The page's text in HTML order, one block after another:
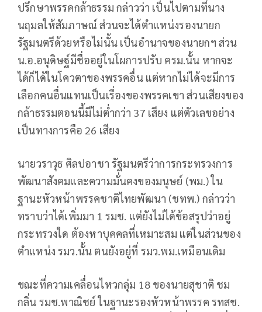
ปรึกษาพรรคกล้าธรรม กล่าวว่า เป็นไปตามที่นาง
นฤมลให้สัมภาษณ์ ส่วนจะได้ตำแหน่งรองนายก
รัฐมนตรีด้วยหรือไม่นั้น เป็นอำนาจของนายกฯ ส่วน
น.อ.อนุดิษฐ์มีชื่ออยู่ในโผการปรับ ครม.นั้น หากจะ
ได้ก็ได้ในโควตาของพรรคอื่น แต่หากไม่ได้จะมีการ
เลือกคนอื่นแทนเป็นเรื่องของพรรคเขา ส่วนเสียงของ
กล้าธรรมตอนนี้มีไม่ต่ำกว่า 37 เสียง แต่ตัวเลขอย่าง
เป็นทางการคือ 26 เสียง
นายวราวุธ ศิลปอาชา รัฐมนตรีว่าการกระทรวงการ
พัฒนาสังคมและความมั่นคงของมนุษย์ (พม.) ใน
ฐานะหัวหน้าพรรคชาติไทยพัฒนา (ชทพ.) กล่าวว่า
ทราบว่าได้เพิ่มมา 1 รมช. แต่ยังไม่ได้ข้อสรุปว่าอยู่
กระทรวงใด ต้องหาบุคคลที่เหมาะสม แต่ในส่วนของ
ตำแหน่ง รมว.นั้น ตนยังอยู่ที่ รมว.พม.เหมือนเดิม
ขณะที่ความเคลื่อนไหวกลุ่ม 18 ของนายสุชาติ ชม
กลิ่น รมช.พาณิชย์ ในฐานะรองหัวหน้าพรรค รทสช.